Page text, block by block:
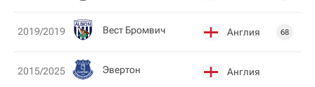
2019/2019 Вест Бромвич Англия 68
2015/2025 Эвертон Англия